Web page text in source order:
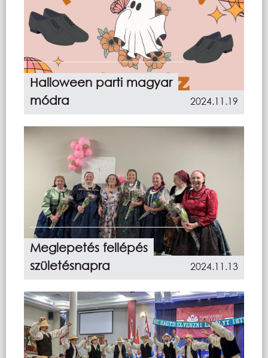
Halloween parti magyar
módra
2024.11.19
Meglepetés fellépés
születésnapra
2024.11.13